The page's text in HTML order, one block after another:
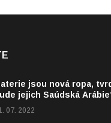
jsou nová ropa,
jejich Saúdská
07. 2022